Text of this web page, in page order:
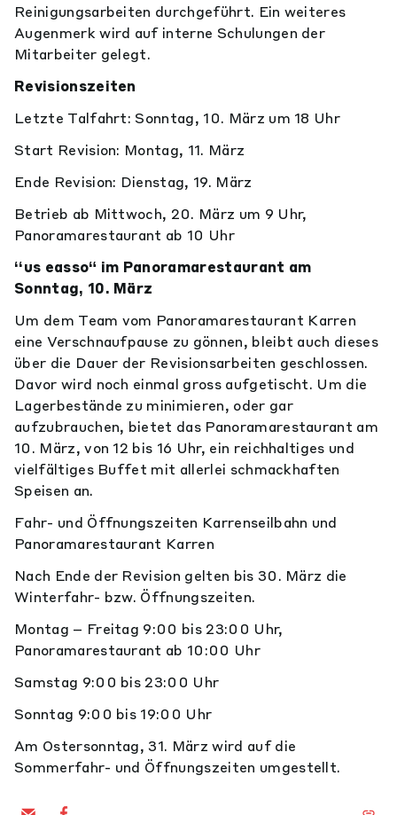
Reinigungsarbeiten durchgeführt. Ein weiteres
Augenmerk wird auf interne Schulungen der
Mitarbeiter gelegt.
Revisionszeiten
Letzte Talfahrt: Sonntag, 10. März um 18 Uhr
Start Revision: Montag, 11. März
Ende Revision: Dienstag, 19. März
Betrieb ab Mittwoch, 20. März um 9 Uhr,
Panoramarestaurant ab 10 Uhr
‘‘us easso“ im Panoramarestaurant am
Sonntag, 10. März
Um dem Team vom Panoramarestaurant Karren
eine Verschnaufpause zu gönnen, bleibt auch dieses
über die Dauer der Revisionsarbeiten geschlossen.
Davor wird noch einmal gross aufgetischt. Um die
Lagerbestände zu minimieren, oder gar
aufzubrauchen, bietet das Panoramarestaurant am
10. März, von 12 bis 16 Uhr, ein reichhaltiges und
vielfältiges Buffet mit allerlei schmackhaften
Speisen an.
Fahr- und Öffnungszeiten Karrenseilbahn und
Panoramarestaurant Karren
Nach Ende der Revision gelten bis 30. März die
Winterfahr- bzw. Öffnungszeiten.
Montag – Freitag 9:00 bis 23:00 Uhr,
Panoramarestaurant ab 10:00 Uhr
Samstag 9:00 bis 23:00 Uhr
Sonntag 9:00 bis 19:00 Uhr
Am Ostersonntag, 31. März wird auf die
Sommerfahr- und Öffnungszeiten umgestellt.